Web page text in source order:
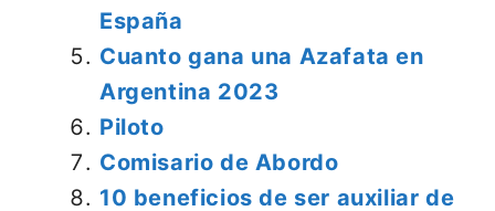
España
Cuanto gana una Azafata en
Argentina 2023
Piloto
Comisario de Abordo
10 beneficios de ser auxiliar de